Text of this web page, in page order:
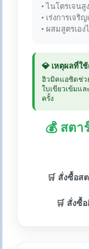
• ไนโตรเจนสู
• เร่งการเจริ
• ผสมสูตรเอ
💎 เหตุผลที่ใ
ฮิวมิคแอซิดช่ว
ใบเขียวเข้มแ
ครั้ง
💰 สตา
🛒 สั่งซื้อส
🛒 สั่งซื้